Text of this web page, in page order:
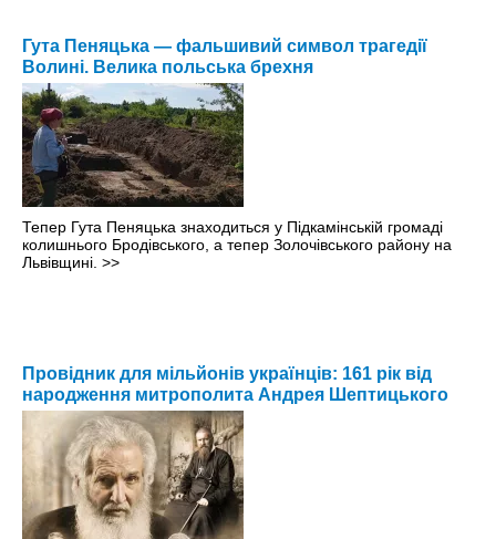
Гута Пеняцька — фальшивий символ трагедії
Волині. Велика польська брехня
Тепер Гута Пеняцька знаходиться у Підкамінській громаді
колишнього Бродівського, а тепер Золочівського району на
Львівщині. >>
Провідник для мільйонів українців: 161 рік від
народження митрополита Андрея Шептицького